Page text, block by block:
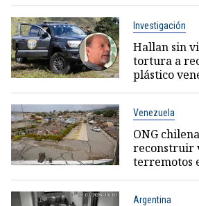
Investigación
Hallan sin
tortura a
plástico
Venezuela
ONG
reconstruir
terremotos
Argentina